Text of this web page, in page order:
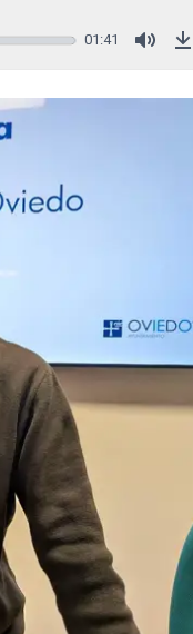
01:41